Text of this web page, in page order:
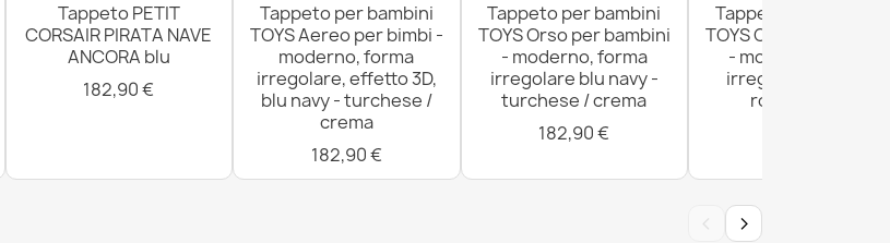
Tappeto PETIT
CORSAIR PIRATA NAVE
ANCORA blu
182,90 €
Tappeto per bambini
TOYS Aereo per bimbi -
moderno, forma
irregolare, effetto 3D,
blu navy - turchese /
crema
182,90 €
Tappeto per bambini
TOYS Orso per bambini
- moderno, forma
irregolare blu navy -
turchese / crema
182,90 €
Tappeto per bambini
TOYS Orso per
- moderno, forma
irregolare crema /
rosso fucsia
‹ ›